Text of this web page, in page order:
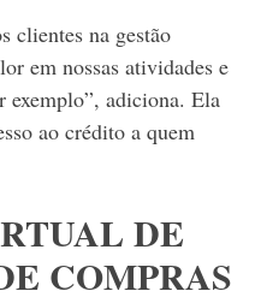
clientes na gestão
em nossas atividades e
adiciona. Ela
ao crédito a quem
DE
COMPRAS